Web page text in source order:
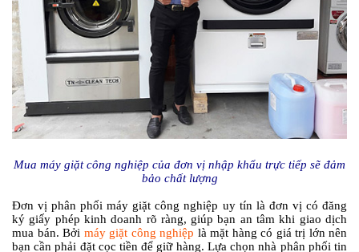
Mua máy giặt công nghiệp của đơn vị nhập khẩu trực tiếp sẽ đảm
bảo chất lượng
Đơn vị phân phối máy giặt công nghiệp uy tín là đơn vị có đăng
ký giấy phép kinh doanh rõ ràng, giúp bạn an tâm khi giao dịch
mua bán. Bởi máy giặt công nghiệp là mặt hàng có giá trị lớn nên
bạn cần phải đặt cọc tiền để giữ hàng. Lựa chọn nhà phân phối tin